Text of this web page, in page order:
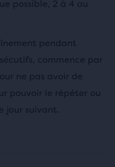
possible, 2 à 4 au
pendant
commence par
ne pas avoir de
pouvoir le répéter ou
jour suivant.